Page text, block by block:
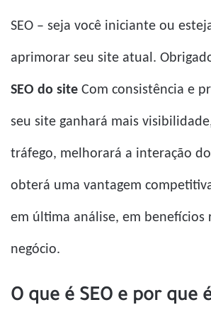
SEO – seja você iniciante ou
aprimorar seu site atual.
SEO do site Com consistência e
seu site ganhará mais
tráfego, melhorará a interação
obterá uma vantagem
em última análise, em benefícios
negócio.
O que é SEO e por que